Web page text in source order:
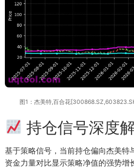
图1：杰美特,百合花
持仓信号深度
基于策略信号，当前持仓偏向杰美特
资金力量对比显示策略净值的强势增